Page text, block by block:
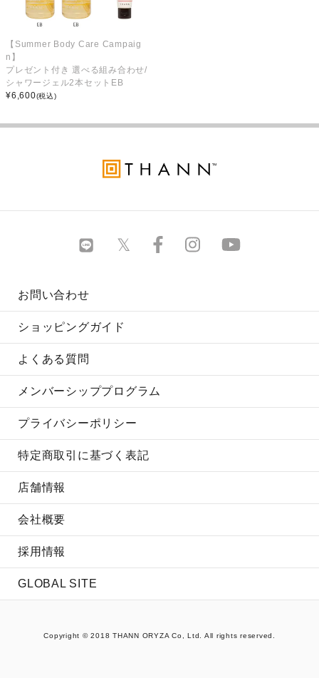
【Summer Body Care Campaig
n】
プレゼント付き 選べる組み合わせ/
シャワージェル2本セットEB
¥6,600(税込)
お問い合わせ
ショッピングガイド
よくある質問
メンバーシッププログラム
プライバシーポリシー
特定商取引に基づく表記
店舗情報
会社概要
採用情報
GLOBAL SITE
Copyright © 2018 THANN ORYZA Co, Ltd. All rights reserved.